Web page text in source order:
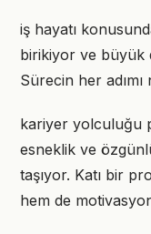
iş hayatı
birikiyor ve büyük
Sürecin her adımı
kariyer yolculuğu
esneklik ve
taşıyor. Katı bir
hem de